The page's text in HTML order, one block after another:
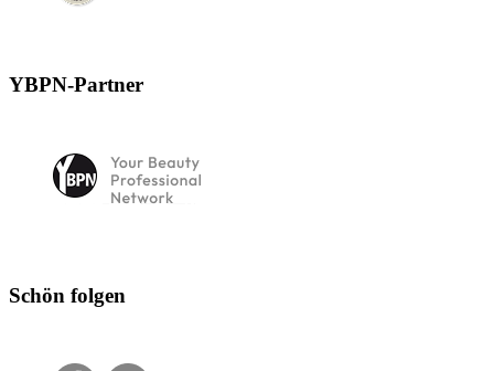
YBPN-Partner
Schön folgen